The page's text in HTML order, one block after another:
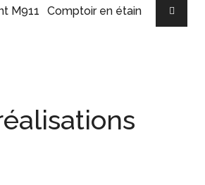
M911 Comptoir en étain